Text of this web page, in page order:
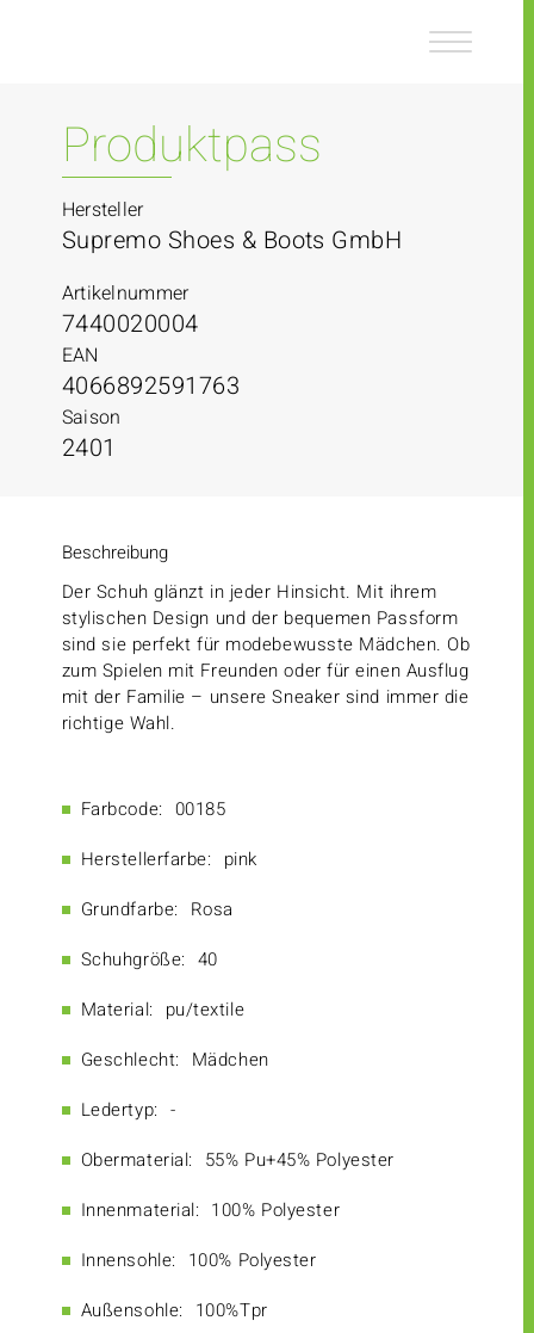
Produktpass
Hersteller
Supremo Shoes & Boots GmbH
Artikelnummer
7440020004
EAN
4066892591763
Saison
2401
Beschreibung
Der Schuh glänzt in jeder Hinsicht. Mit ihrem
stylischen Design und der bequemen Passform
sind sie perfekt für modebewusste Mädchen. Ob
zum Spielen mit Freunden oder für einen Ausflug
mit der Familie – unsere Sneaker sind immer die
richtige Wahl.
Farbcode: 00185
Herstellerfarbe: pink
Grundfarbe: Rosa
Schuhgröße: 40
Material: pu/textile
Geschlecht: Mädchen
Ledertyp: -
Obermaterial: 55% Pu+45% Polyester
Innenmaterial: 100% Polyester
Innensohle: 100% Polyester
Außensohle: 100%Tpr